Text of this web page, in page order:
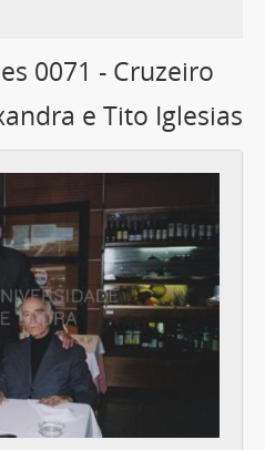
0071 - Cruzeiro
e Tito Iglesias